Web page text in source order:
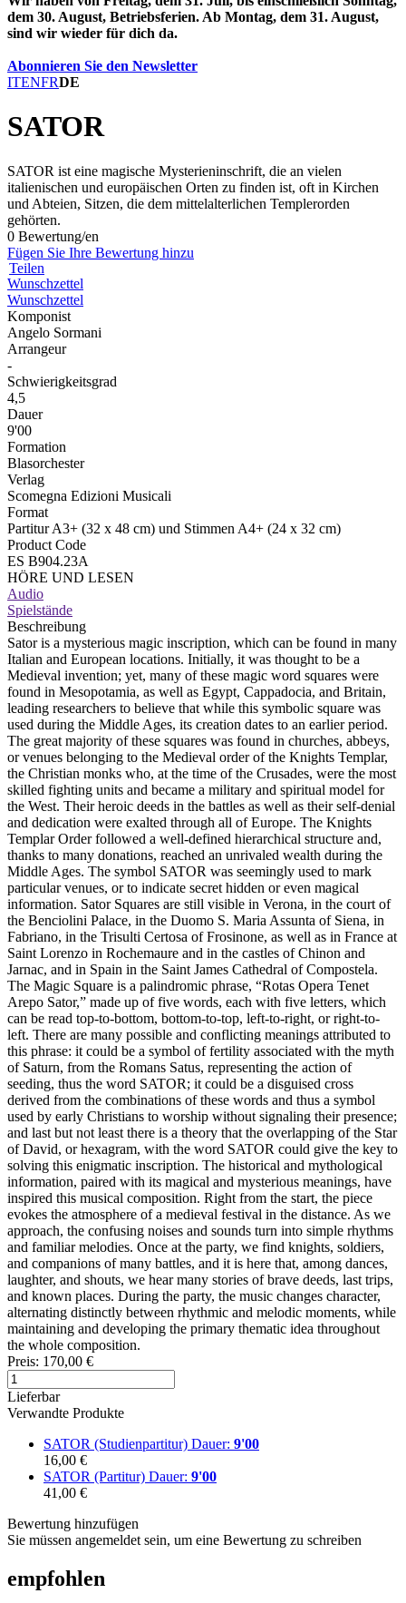
dem 30. August, Betriebsferien. Ab Montag, dem 31. August,
sind wir wieder für dich da.
Abonnieren Sie den Newsletter
ITENFRDE
SATOR
SATOR ist eine magische Mysterieninschrift, die an vielen
italienischen und europäischen Orten zu finden ist, oft in Kirchen
und Abteien, Sitzen, die dem mittelalterlichen Templerorden
gehörten.
0 Bewertung/en
Fügen Sie Ihre Bewertung hinzu
Teilen
Wunschzettel
Wunschzettel
Komponist
Angelo Sormani
Arrangeur
-
Schwierigkeitsgrad
4,5
Dauer
9'00
Formation
Blasorchester
Verlag
Scomegna Edizioni Musicali
Format
Partitur A3+ (32 x 48 cm) und Stimmen A4+ (24 x 32 cm)
Product Code
ES B904.23A
HÖRE UND LESEN
Audio
Spielstände
Beschreibung
Sator is a mysterious magic inscription, which can be found in many
Italian and European locations. Initially, it was thought to be a
Medieval invention; yet, many of these magic word squares were
found in Mesopotamia, as well as Egypt, Cappadocia, and Britain,
leading researchers to believe that while this symbolic square was
used during the Middle Ages, its creation dates to an earlier period.
The great majority of these squares was found in churches, abbeys,
or venues belonging to the Medieval order of the Knights Templar,
the Christian monks who, at the time of the Crusades, were the most
skilled fighting units and became a military and spiritual model for
the West. Their heroic deeds in the battles as well as their self-denial
and dedication were exalted through all of Europe. The Knights
Templar Order followed a well-defined hierarchical structure and,
thanks to many donations, reached an unrivaled wealth during the
Middle Ages. The symbol SATOR was seemingly used to mark
particular venues, or to indicate secret hidden or even magical
information. Sator Squares are still visible in Verona, in the court of
the Benciolini Palace, in the Duomo S. Maria Assunta of Siena, in
Fabriano, in the Trisulti Certosa of Frosinone, as well as in France at
Saint Lorenzo in Rochemaure and in the castles of Chinon and
Jarnac, and in Spain in the Saint James Cathedral of Compostela.
The Magic Square is a palindromic phrase, “Rotas Opera Tenet
Arepo Sator,” made up of five words, each with five letters, which
can be read top-to-bottom, bottom-to-top, left-to-right, or right-to-
left. There are many possible and conflicting meanings attributed to
this phrase: it could be a symbol of fertility associated with the myth
of Saturn, from the Romans Satus, representing the action of
seeding, thus the word SATOR; it could be a disguised cross
derived from the combinations of these words and thus a symbol
used by early Christians to worship without signaling their presence;
and last but not least there is a theory that the overlapping of the Star
of David, or hexagram, with the word SATOR could give the key to
solving this enigmatic inscription. The historical and mythological
information, paired with its magical and mysterious meanings, have
inspired this musical composition. Right from the start, the piece
evokes the atmosphere of a medieval festival in the distance. As we
approach, the confusing noises and sounds turn into simple rhythms
and familiar melodies. Once at the party, we find knights, soldiers,
and companions of many battles, and it is here that, among dances,
laughter, and shouts, we hear many stories of brave deeds, last trips,
and known places. During the party, the music changes character,
alternating distinctly between rhythmic and melodic moments, while
maintaining and developing the primary thematic idea throughout
the whole composition.
Preis: 170,00 €
Lieferbar
Verwandte Produkte
SATOR (Studienpartitur) Dauer: 9'00
16,00 €
SATOR (Partitur) Dauer: 9'00
41,00 €
Bewertung hinzufügen
Sie müssen angemeldet sein, um eine Bewertung zu schreiben
empfohlen